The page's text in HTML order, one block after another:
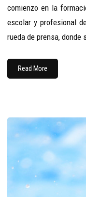
comienzo en la
escolar y profesional
rueda de prensa, donde
Read More